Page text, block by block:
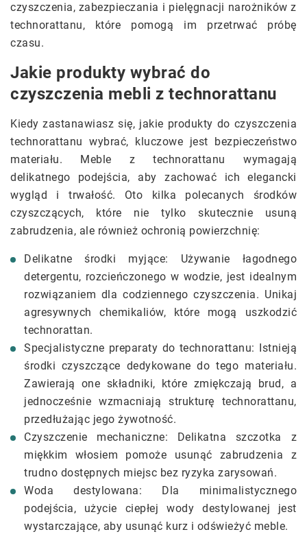
czyszczenia, zabezpieczania i pielęgnacji narożników z
technorattanu, które pomogą im przetrwać próbę
czasu.
Jakie produkty wybrać do
czyszczenia mebli z technorattanu
Kiedy zastanawiasz się, jakie produkty do czyszczenia
technorattanu wybrać, kluczowe jest bezpieczeństwo
materiału. Meble z technorattanu wymagają
delikatnego podejścia, aby zachować ich elegancki
wygląd i trwałość. Oto kilka polecanych środków
czyszczących, które nie tylko skutecznie usuną
zabrudzenia, ale również ochronią powierzchnię:
Delikatne środki myjące: Używanie łagodnego
detergentu, rozcieńczonego w wodzie, jest idealnym
rozwiązaniem dla codziennego czyszczenia. Unikaj
agresywnych chemikaliów, które mogą uszkodzić
technorattan.
Specjalistyczne preparaty do technorattanu: Istnieją
środki czyszczące dedykowane do tego materiału.
Zawierają one składniki, które zmiękczają brud, a
jednocześnie wzmacniają strukturę technorattanu,
przedłużając jego żywotność.
Czyszczenie mechaniczne: Delikatna szczotka z
miękkim włosiem pomoże usunąć zabrudzenia z
trudno dostępnych miejsc bez ryzyka zarysowań.
Woda destylowana: Dla minimalistycznego
podejścia, użycie ciepłej wody destylowanej jest
wystarczające, aby usunąć kurz i odświeżyć meble.